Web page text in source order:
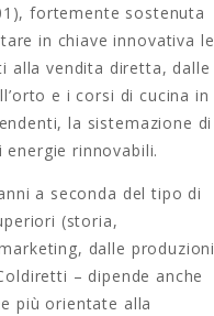
fortemente sostenuta
in chiave innovativa le
alla vendita diretta, dalle
e i corsi di cucina in
la sistemazione di
rinnovabili.
a seconda del tipo di
(storia,
dalle produzioni
– dipende anche
più orientate alla